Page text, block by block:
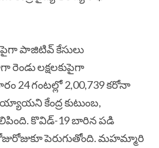
పాజిటివ్‌ కేసులు
రెండు లక్షలకుపైగా
గంటల్లో 2,00,739 కరోనా
కేంద్ర కుటుంబ,
కొవిడ్‌-19 బారిన పడి
పెరుగుతోంది. మహమ్మారి